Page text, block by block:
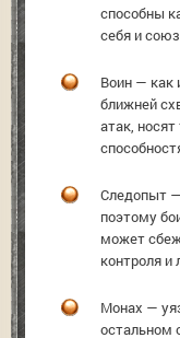
способны
себя и
Воин — как
ближней
атак,
Следопыт —
поэтому
может
контроля и
Монах —
остальном